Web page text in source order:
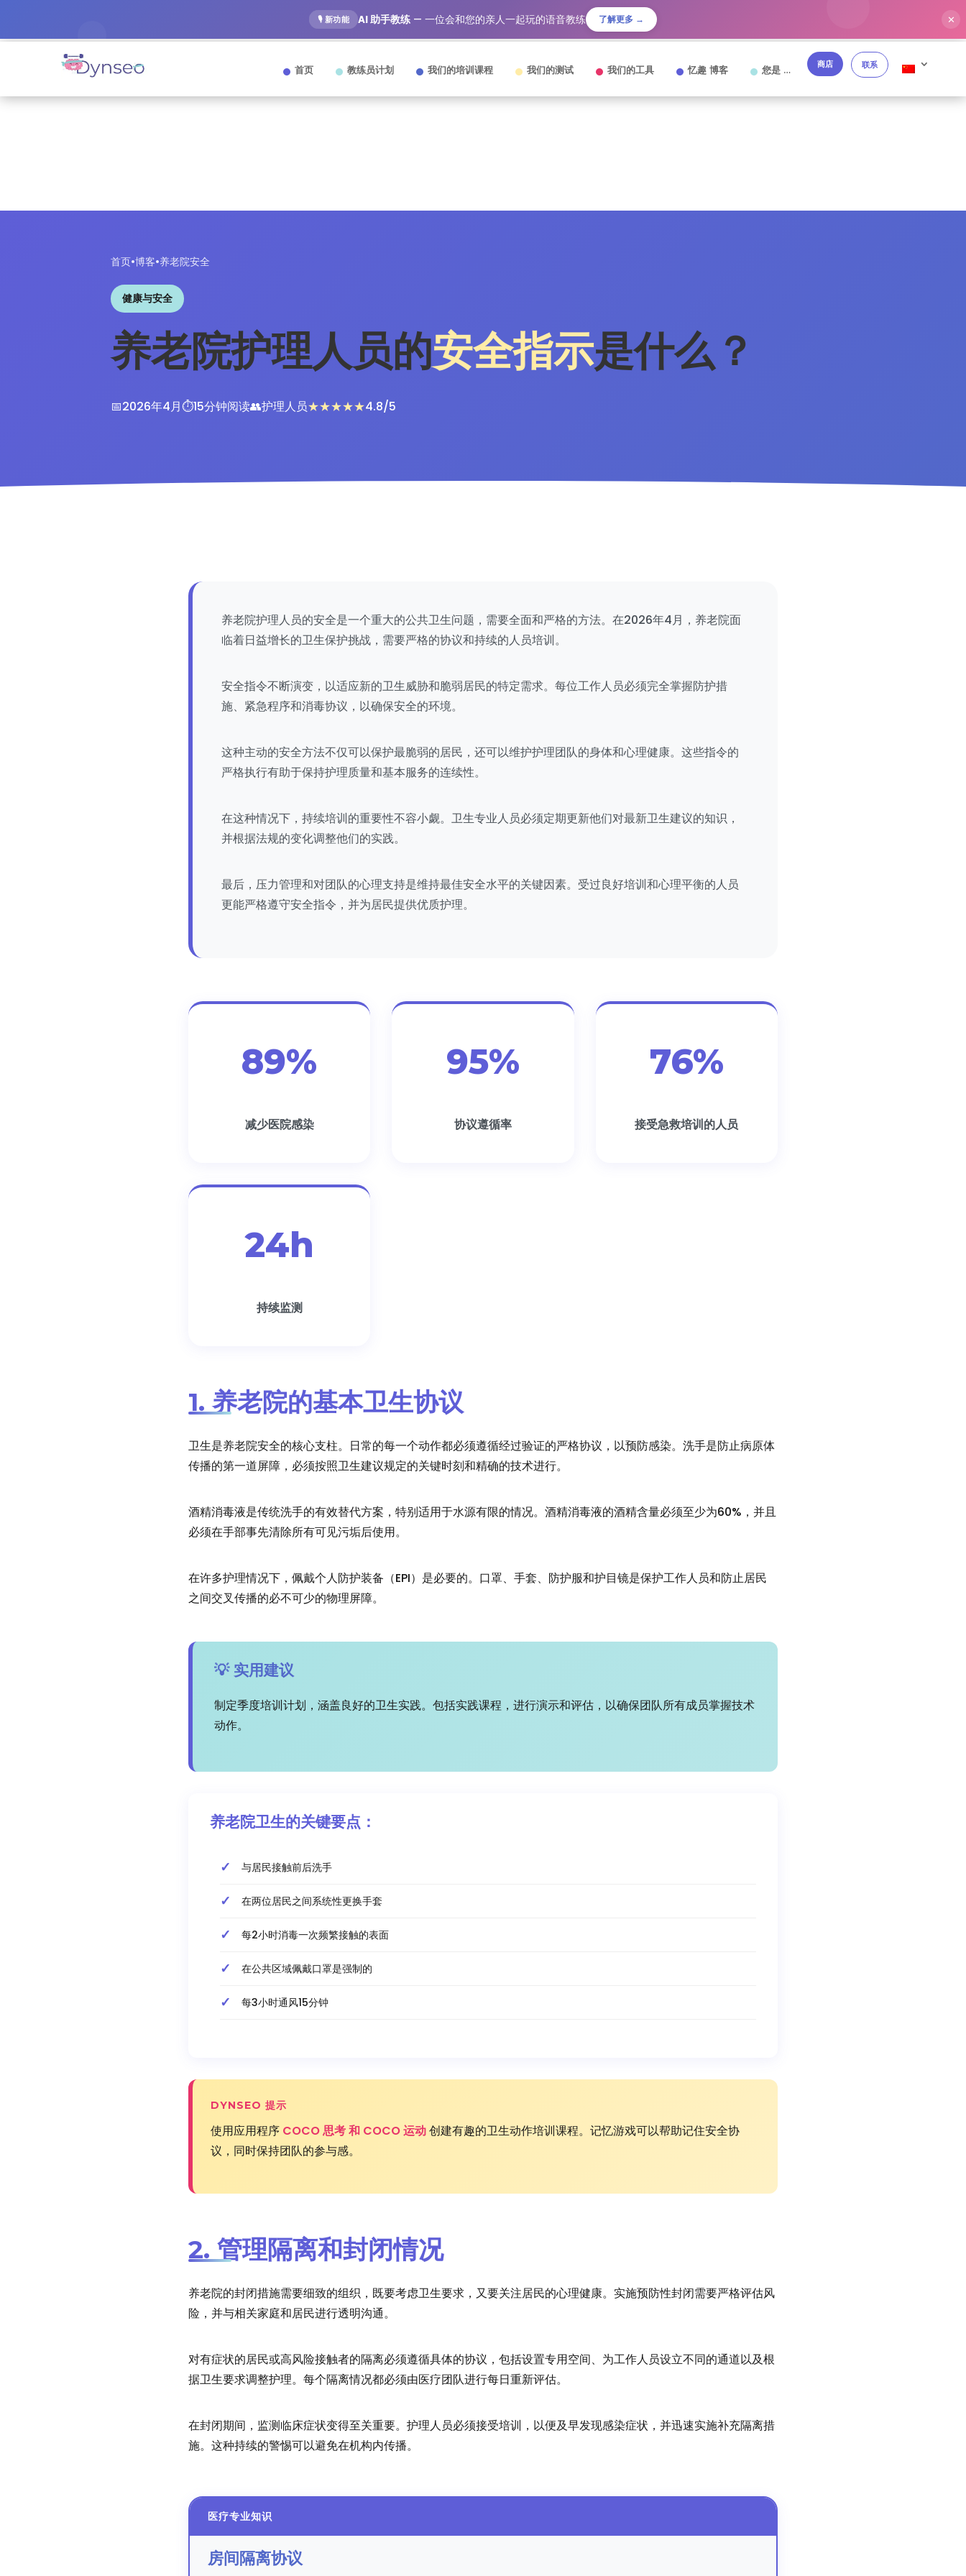
🎙️ 新功能 AI 助手教练 — 一位会和您的亲人一起玩的语音教练 了解更多 → ✕
首页 教练员计划 我们的培训课程 我们的测试 我们的工具 忆趣 博客 您是 … 商店 联系
首页•博客•养老院安全
健康与安全
养老院护理人员的安全指示是什么？
📅2026年4月⏱️15分钟阅读👥护理人员 4.8/5
养老院护理人员的安全是一个重大的公共卫生问题，需要全面和严格的方法。在2026年4月，养老院面
临着日益增长的卫生保护挑战，需要严格的协议和持续的人员培训。
安全指令不断演变，以适应新的卫生威胁和脆弱居民的特定需求。每位工作人员必须完全掌握防护措
施、紧急程序和消毒协议，以确保安全的环境。
这种主动的安全方法不仅可以保护最脆弱的居民，还可以维护护理团队的身体和心理健康。这些指令的
严格执行有助于保持护理质量和基本服务的连续性。
在这种情况下，持续培训的重要性不容小觑。卫生专业人员必须定期更新他们对最新卫生建议的知识，
并根据法规的变化调整他们的实践。
最后，压力管理和对团队的心理支持是维持最佳安全水平的关键因素。受过良好培训和心理平衡的人员
更能严格遵守安全指令，并为居民提供优质护理。
89%
减少医院感染
95%
协议遵循率
76%
接受急救培训的人员
24h
持续监测
1. 养老院的基本卫生协议
卫生是养老院安全的核心支柱。日常的每一个动作都必须遵循经过验证的严格协议，以预防感染。洗手是防止病原体
传播的第一道屏障，必须按照卫生建议规定的关键时刻和精确的技术进行。
酒精消毒液是传统洗手的有效替代方案，特别适用于水源有限的情况。酒精消毒液的酒精含量必须至少为60%，并且
必须在手部事先清除所有可见污垢后使用。
在许多护理情况下，佩戴个人防护装备（EPI）是必要的。口罩、手套、防护服和护目镜是保护工作人员和防止居民
之间交叉传播的必不可少的物理屏障。
💡 实用建议
制定季度培训计划，涵盖良好的卫生实践。包括实践课程，进行演示和评估，以确保团队所有成员掌握技术
动作。
养老院卫生的关键要点：
与居民接触前后洗手
在两位居民之间系统性更换手套
每2小时消毒一次频繁接触的表面
在公共区域佩戴口罩是强制的
每3小时通风15分钟
DYNSEO 提示
使用应用程序 COCO 思考 和 COCO 运动创建有趣的卫生动作培训课程。记忆游戏可以帮助记住安全协
议，同时保持团队的参与感。
2. 管理隔离和封闭情况
养老院的封闭措施需要细致的组织，既要考虑卫生要求，又要关注居民的心理健康。实施预防性封闭需要严格评估风
险，并与相关家庭和居民进行透明沟通。
对有症状的居民或高风险接触者的隔离必须遵循具体的协议，包括设置专用空间、为工作人员设立不同的通道以及根
据卫生要求调整护理。每个隔离情况都必须由医疗团队进行每日重新评估。
在封闭期间，监测临床症状变得至关重要。护理人员必须接受培训，以便及早发现感染症状，并迅速实施补充隔离措
施。这种持续的警惕可以避免在机构内传播。
医疗专业知识
房间隔离协议